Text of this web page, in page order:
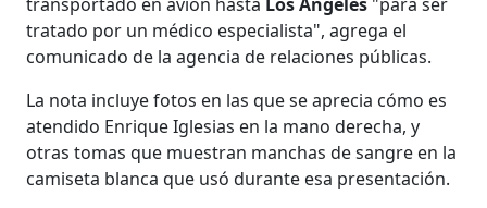
tratado por un médico especialista", agrega el
comunicado de la agencia de relaciones públicas.
La nota incluye fotos en las que se aprecia cómo es
atendido Enrique Iglesias en la mano derecha, y
otras tomas que muestran manchas de sangre en la
camiseta blanca que usó durante esa presentación.